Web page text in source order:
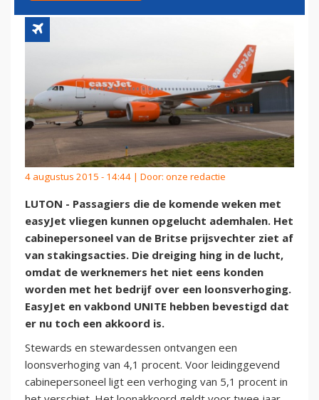
4 augustus 2015 - 14:44 | Door: onze redactie
LUTON - Passagiers die de komende weken met
easyJet vliegen kunnen opgelucht ademhalen. Het
cabinepersoneel van de Britse prijsvechter ziet af
van stakingsacties. Die dreiging hing in de lucht,
omdat de werknemers het niet eens konden
worden met het bedrijf over een loonsverhoging.
EasyJet en vakbond UNITE hebben bevestigd dat
er nu toch een akkoord is.
Stewards en stewardessen ontvangen een
loonsverhoging van 4,1 procent. Voor leidinggevend
cabinepersoneel ligt een verhoging van 5,1 procent in